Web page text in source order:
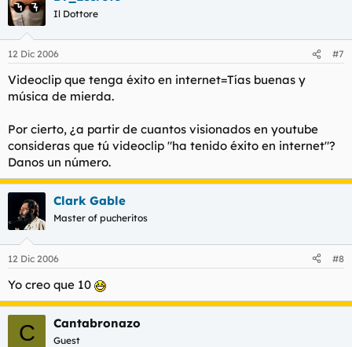
Il Dottore
12 Dic 2006 #7
Videoclip que tenga éxito en internet=Tías buenas y
música de mierda.
Por cierto, ¿a partir de cuantos visionados en youtube
consideras que tú videoclip "ha tenido éxito en internet"?
Danos un número.
Clark Gable
Master of pucheritos
12 Dic 2006 #8
Yo creo que 10
C Cantabronazo
Guest